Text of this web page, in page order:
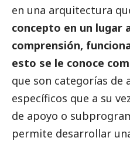
en una arquitectura
concepto en un lugar
comprensión,
esto se le conoce
que son categorías de
específicos que a su
de apoyo o
permite desarrollar